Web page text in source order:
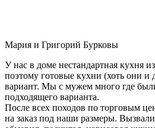
Мария и Григорий Бурковы
У нас в доме нестандартная кухня
поэтому готовые кухни (хоть они
вариант. Мы с мужем много где
подходящего варианта.
После всех походов по торговым
на заказ под наши размеры.